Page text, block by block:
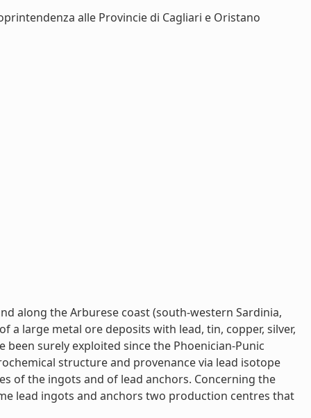
alle Provincie di Cagliari e Oristano
along the Arburese coast (south-western Sardinia,
a large metal ore deposits with lead, tin, copper, silver,
surely exploited since the Phoenician-Punic
structure and provenance via lead isotope
of the ingots and of lead anchors. Concerning the
lead ingots and anchors two production centres that